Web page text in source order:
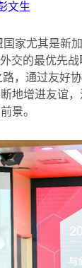
文生
家尤其是新
交的最优先
路，通过友好
地增进友谊
景。